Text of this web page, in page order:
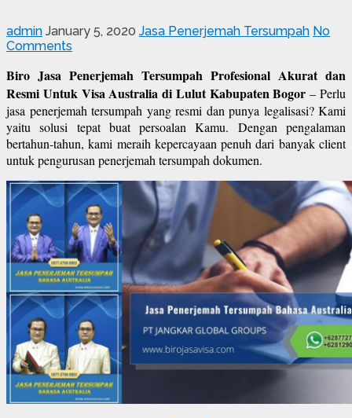
admin January 5, 2020 Jasa Penerjemah Tersumpah No
Comments
Biro Jasa Penerjemah Tersumpah Profesional Akurat dan
Resmi Untuk Visa Australia di Lulut Kabupaten Bogor – Perlu
jasa penerjemah tersumpah yang resmi dan punya legalisasi? Kami
yaitu solusi tepat buat persoalan Kamu. Dengan pengalaman
bertahun-tahun, kami meraih kepercayaan penuh dari banyak client
untuk pengurusan penerjemah tersumpah dokumen.